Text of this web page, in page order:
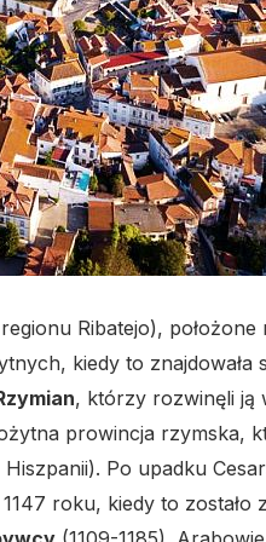
Ribatejo), położone
kiedy to znajdowała
, którzy rozwinęli ją
prowincja rzymska,
Po upadku
roku, kiedy to zostało